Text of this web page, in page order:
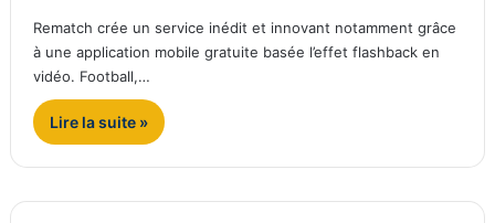
Rematch crée un service inédit et innovant notamment grâce
à une application mobile gratuite basée l’effet flashback en
vidéo. Football,…
Lire la suite »